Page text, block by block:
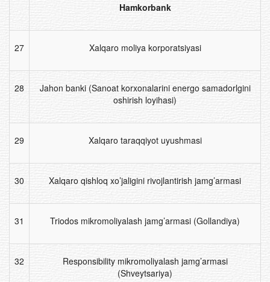
Hamkorbank
27 Xalqaro moliya korporatsiyasi
28
Jahon banki (Sanoat korxonalarini energo samadorlgini
oshirish loyihasi)
29 Xalqaro taraqqiyot uyushmasi
30 Xalqaro qishloq xo’jaligini rivojlantirish jamg’armasi
31 Triodos mikromoliyalash jamg’armasi (Gollandiya)
32
Responsibility mikromoliyalash jamg’armasi
(Shveytsariya)